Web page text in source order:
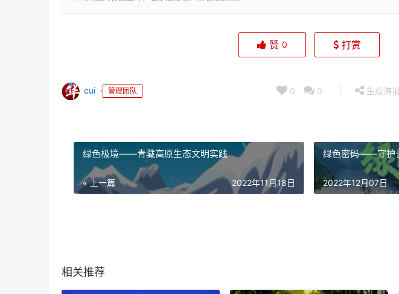
赞 0 打赏
cui 管理团队 0 0 生成海报
绿色极境——青藏高原生态文明实践
« 上一篇 2022年11月18日
绿色密码——守护
2022年12月07日
相关推荐